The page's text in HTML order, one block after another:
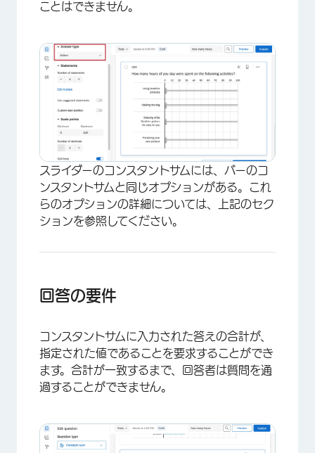
×
ことはできません。
スライダーのコンスタントサムには、バーのコ
ンスタントサムと同じオプションがある。これ
らのオプションの詳細については、上記のセク
ションを参照してください。
回答の要件
コンスタントサムに入力された答えの合計が、
指定された値であることを要求することができ
ます。合計が一致するまで、回答者は質問を通
過することができません。